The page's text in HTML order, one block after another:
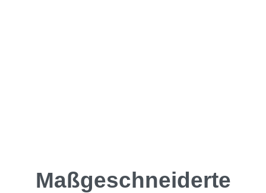
Maßgeschneiderte